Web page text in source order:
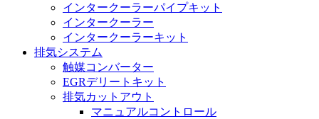
インタークーラーパイプキット
インタークーラー
インタークーラーキット
排気システム
触媒コンバーター
EGRデリートキット
排気カットアウト
マニュアルコントロール